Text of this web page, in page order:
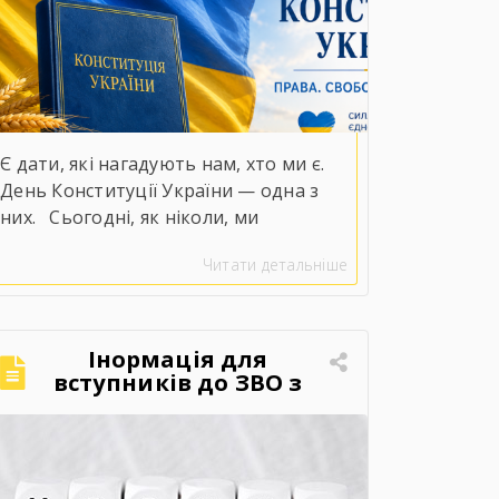
Є дати, які нагадують нам, хто ми є.
День Конституції України — одна з
них.⠀Сьогодні, як ніколи, ми
набувають особливого змісту. Вони
втілюються в мужності наших
захисників і захисниць, у стійкості
Читати детальніше
Інормація для
вступників до ЗВО з
ТОТ або територій